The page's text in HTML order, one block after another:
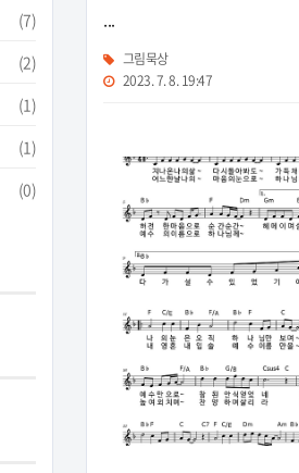
(7)
(2)
(1)
(1)
(0)
...
그림묵상
2023. 7. 8. 19:47